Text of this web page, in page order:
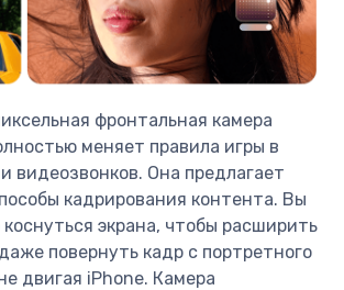
фронтальная камера
меняет правила игры в
видеозвонков. Она предлагает
кадрирования контента. Вы
экрана, чтобы расширить
повернуть кадр с портретного
двигая iPhone. Камера